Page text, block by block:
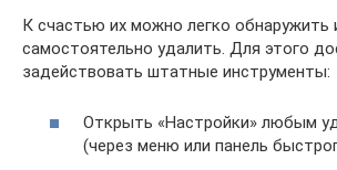
К счастью их можно легко обнаружить
самостоятельно удалить. Для этого
задействовать штатные инструменты:
Открыть «Настройки» любым
(через меню или панель